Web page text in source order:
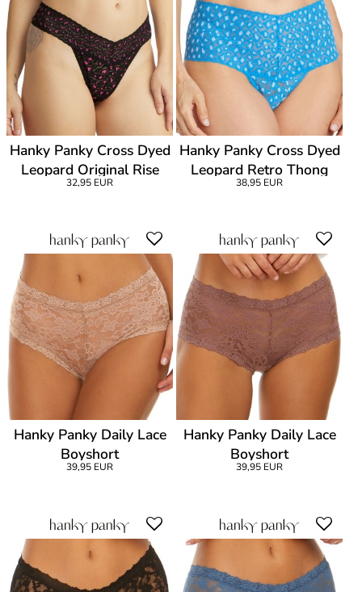
Hanky Panky Cross Dyed
Leopard Original Rise
Thong
32,95 EUR
Hanky Panky Cross Dyed
Leopard Retro Thong
38,95 EUR
Hanky Panky Daily Lace
Boyshort
39,95 EUR
Hanky Panky Daily Lace
Boyshort
39,95 EUR